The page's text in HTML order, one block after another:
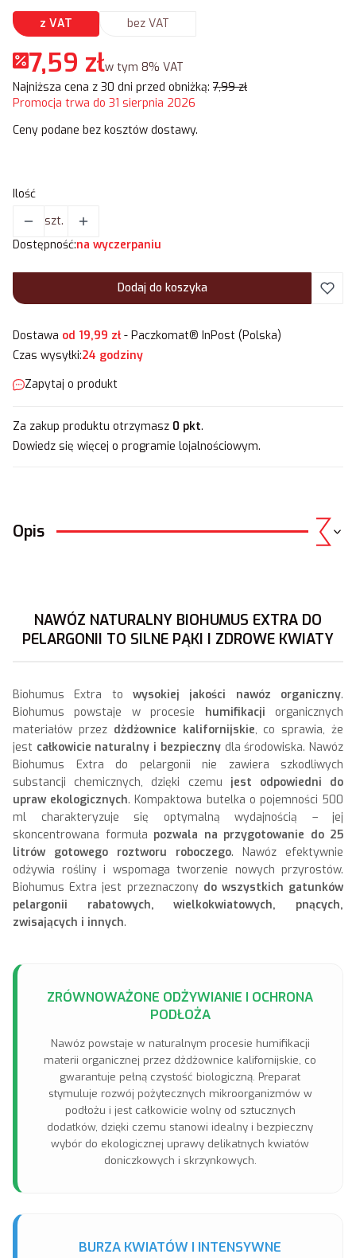
z VAT bez VAT
7,59 złw tym 8% VAT
w tym 8% VAT
Najniższa cena z 30 dni przed obniżką: 7,99 zł
Promocja trwa do 31 sierpnia 2026
Ceny podane bez kosztów dostawy.
Ilość
szt.
Dostępność:na wyczerpaniu
Dodaj do koszyka
Dostawa od 19,99 zł- Paczkomat® InPost (Polska)
Czas wysyłki:24 godziny
Zapytaj o produkt
Za zakup produktu otrzymasz 0 pkt.
Dowiedz się więcej o programie lojalnościowym.
Opis
NAWÓZ NATURALNY BIOHUMUS EXTRA DO
PELARGONII TO SILNE PĄKI I ZDROWE KWIATY
Biohumus Extra to wysokiej jakości nawóz organiczny.
Biohumus powstaje w procesie humifikacji organicznych
materiałów przez dżdżownice kalifornijskie, co sprawia, że
jest całkowicie naturalny i bezpiecznydla środowiska. Nawóz
Biohumus Extra do pelargonii nie zawiera szkodliwych
substancji chemicznych, dzięki czemu jest odpowiedni do
upraw ekologicznych. Kompaktowa butelka o pojemności 500
ml charakteryzuje się optymalną wydajnością – jej
skoncentrowana formuła pozwala na przygotowanie do 25
litrów gotowego roztworu roboczego. Nawóz efektywnie
odżywia rośliny i wspomaga tworzenie nowych przyrostów.
Biohumus Extra jest przeznaczony do wszystkich gatunków
pelargonii rabatowych, wielkokwiatowych, pnących,
zwisających i innych.
ZRÓWNOWAŻONE ODŻYWIANIE I OCHRONA
PODŁOŻA
Nawóz powstaje w naturalnym procesie humifikacji
materii organicznej przez dżdżownice kalifornijskie, co
gwarantuje pełną czystość biologiczną. Preparat
stymuluje rozwój pożytecznych mikroorganizmów w
podłożu i jest całkowicie wolny od sztucznych
dodatków, dzięki czemu stanowi idealny i bezpieczny
wybór do ekologicznej uprawy delikatnych kwiatów
doniczkowych i skrzynkowych.
BURZA KWIATÓW I INTENSYWNE